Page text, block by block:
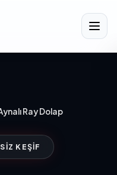
Ray Dolap
KEŞIF